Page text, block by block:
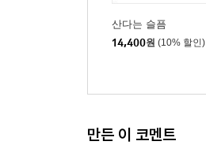
산다는 슬픔
14,400원 (10% 할인)
만든 이 코멘트